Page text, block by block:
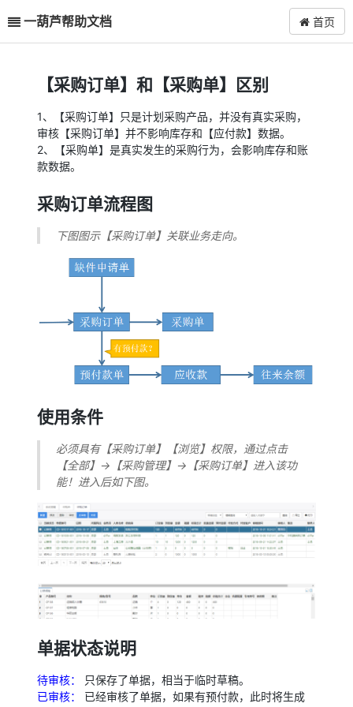
一葫芦帮助文档 首页
【采购订单】和【采购单】区别
1、【采购订单】只是计划采购产品，并没有真实采购，
审核【采购订单】并不影响库存和【应付款】数据。
2、【采购单】是真实发生的采购行为，会影响库存和账
款数据。
采购订单流程图
下图图示【采购订单】关联业务走向。
使用条件
必须具有【采购订单】【浏览】权限，通过点击
【全部】->【采购管理】->【采购订单】进入该功
能！进入后如下图。
单据状态说明
待审核：
只保存了单据，相当于临时草稿。
已审核：
已经审核了单据，如果有预付款，此时将生成